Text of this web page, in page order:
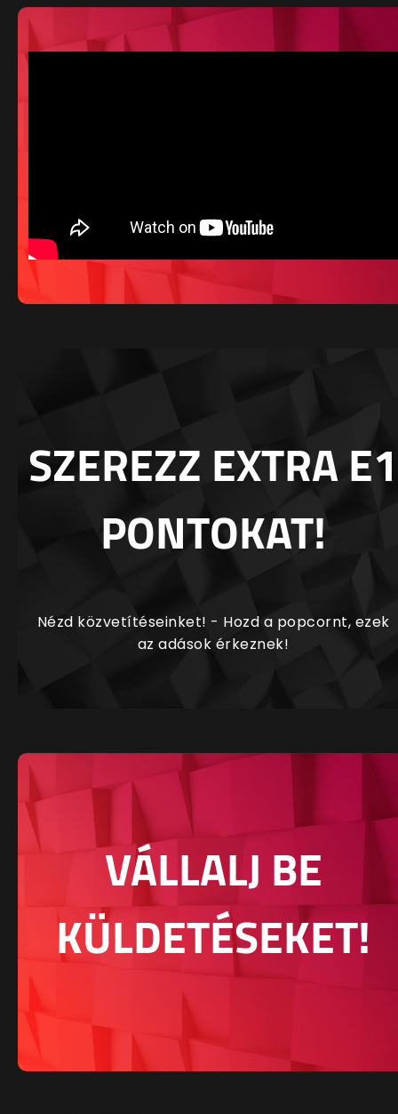
SZEREZZ EXTRA E1
PONTOKAT!
Nézd közvetítéseinket! - Hozd a popcornt, ezek
az adások érkeznek!
VÁLLALJ BE
KÜLDETÉSEKET!